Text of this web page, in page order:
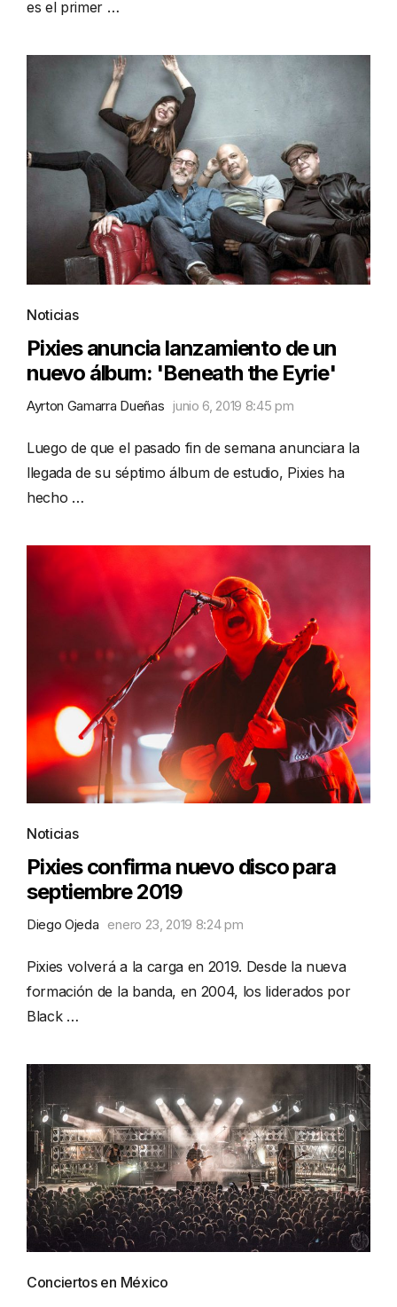
es el primer …
Noticias
Pixies anuncia lanzamiento de un
nuevo álbum: 'Beneath the Eyrie'
Ayrton Gamarra Dueñas junio 6, 2019 8:45 pm
Luego de que el pasado fin de semana anunciara la
llegada de su séptimo álbum de estudio, Pixies ha
hecho …
Noticias
Pixies confirma nuevo disco para
septiembre 2019
Diego Ojeda enero 23, 2019 8:24 pm
Pixies volverá a la carga en 2019. Desde la nueva
formación de la banda, en 2004, los liderados por
Black …
Conciertos en México